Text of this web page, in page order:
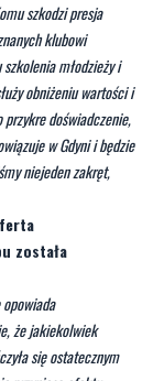
szkodzi presja
klubowi
młodzieży i
obniżeniu wartości i
doświadczenie,
w Gdyni i będzie
niejeden zakręt,
została
że jakiekolwiek
się ostatecznym